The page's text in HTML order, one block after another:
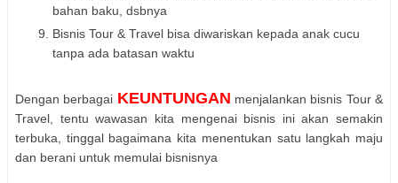
bahan baku, dsbnya
Bisnis Tour & Travel bisa diwariskan kepada anak cucu
tanpa ada batasan waktu
Dengan berbagai KEUNTUNGAN menjalankan bisnis Tour &
Travel, tentu wawasan kita mengenai bisnis ini akan semakin
terbuka, tinggal bagaimana kita menentukan satu langkah maju
dan berani untuk memulai bisnisnya